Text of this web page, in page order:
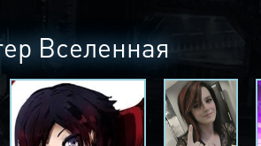
Вселенная